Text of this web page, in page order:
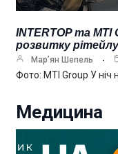
INTERTOP та MTI
розвитку рітейлу
Мар’ян Шепель
Фото: MTI Group У ніч
Медицина